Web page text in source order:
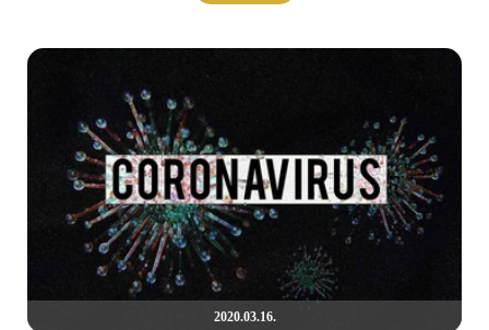
2020.03.16.